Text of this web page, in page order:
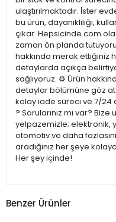
ulaştırılmaktadır. İster
bu ürün, dayanıklılığı,
çıkar. Hepsicinde.com
zaman ön planda
hakkında merak ettiğiniz
detaylarda açıkça
sağlıyoruz. ⚙️ Ürün
detaylar bölümüne göz
kolay iade süreci ve 7/24
? Sorularınız mı var?
yelpazemizle; elektronik,
otomotiv ve daha
aradığınız her şeye
Her şey içinde!
Benzer Ürünler